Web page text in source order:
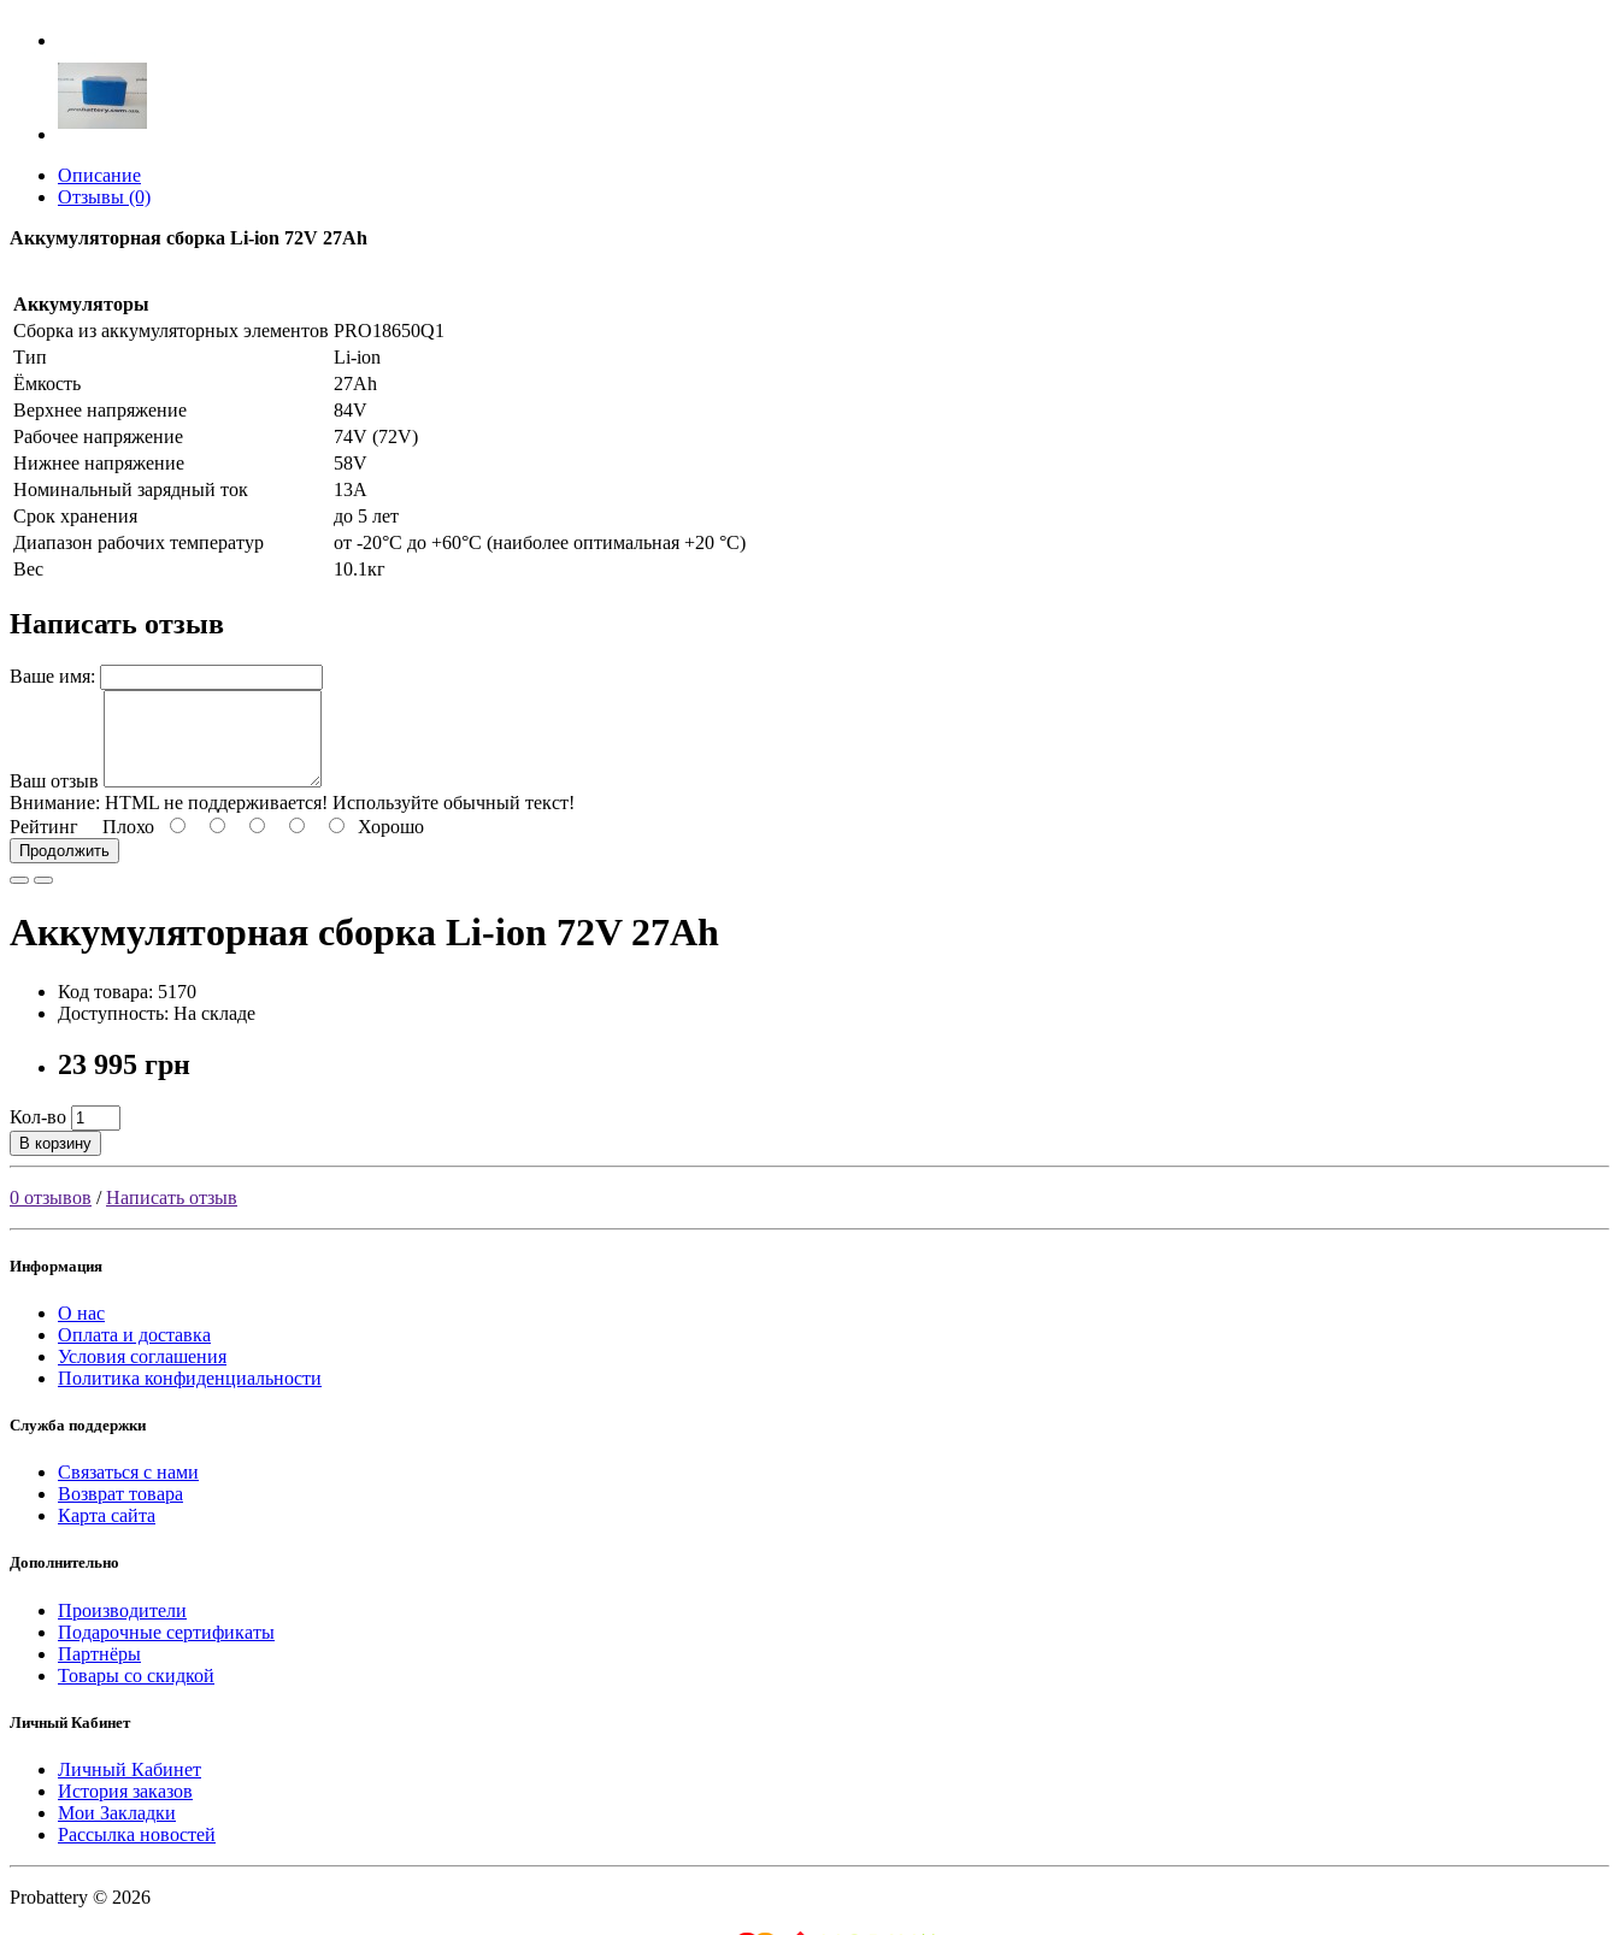
Описание
Отзывы (0)
Аккумуляторная сборка Li-ion 72V 27Ah
Аккумуляторы
Сборка из аккумуляторных элементов PRO18650Q1
Тип
Li-ion
Ёмкость
27Ah
Верхнее напряжение
84V
Рабочее напряжение
74V (72V)
Нижнее напряжение
58V
Номинальный зарядный ток
13А
Срок хранения
до 5 лет
Диапазон рабочих температур
от -20°C до +60°C (наиболее оптимальная +20 °C)
Вес
10.1кг
Написать отзыв
Ваше имя:
Ваш отзыв
Внимание: HTML не поддерживается! Используйте обычный текст!
Рейтинг Плохо Хорошо
Продолжить
Аккумуляторная сборка Li-ion 72V 27Ah
Код товара: 5170
Доступность: На складе
23 995 грн
Кол-во
В корзину
0 отзывов /Написать отзыв
Информация
О нас
Оплата и доставка
Условия соглашения
Политика конфиденциальности
Служба поддержки
Связаться с нами
Возврат товара
Карта сайта
Дополнительно
Производители
Подарочные сертификаты
Партнёры
Товары со скидкой
Личный Кабинет
Личный Кабинет
История заказов
Мои Закладки
Рассылка новостей
Probattery © 2026